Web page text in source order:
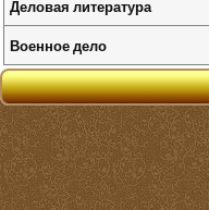
Деловая литература
Военное дело